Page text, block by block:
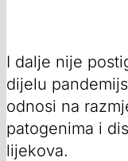
I dalje nije
dijelu
odnosi na
patogenima i
lijekova.